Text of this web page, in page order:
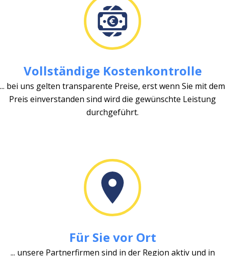
Vollständige Kostenkontrolle
... bei uns gelten transparente Preise, erst wenn Sie mit dem
Preis einverstanden sind wird die gewünschte Leistung
durchgeführt.
Für Sie vor Ort
... unsere Partnerfirmen sind in der Region aktiv und in